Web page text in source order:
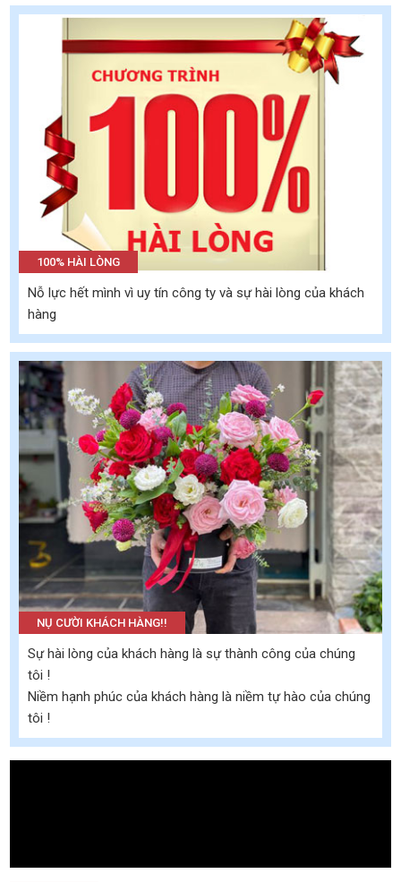
100% HÀI LÒNG
Nỗ lực hết mình vì uy tín công ty và sự hài lòng của khách
hàng
NỤ CƯỜI KHÁCH HÀNG!!
Sự hài lòng của khách hàng là sự thành công của chúng
tôi !
Niềm hạnh phúc của khách hàng là niềm tự hào của chúng
tôi !